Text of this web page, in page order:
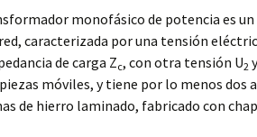
monofásico de potencia es
caracterizada por una tensión
de carga Zc, con otra tensión U2
móviles, y tiene por lo menos
de hierro laminado, fabricado con